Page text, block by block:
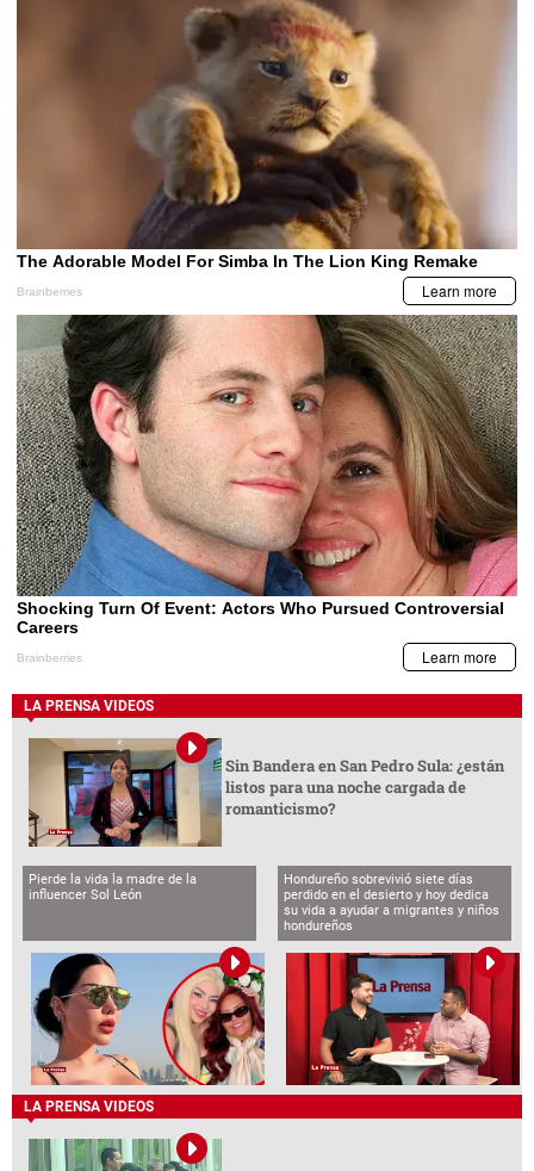
LA PRENSA VIDEOS
Sin Bandera en San Pedro Sula: ¿están
listos para una noche cargada de
romanticismo?
Pierde la vida la madre de la
influencer Sol León
Hondureño sobrevivió siete días
perdido en el desierto y hoy dedica
su vida a ayudar a migrantes y niños
hondureños
LA PRENSA VIDEOS